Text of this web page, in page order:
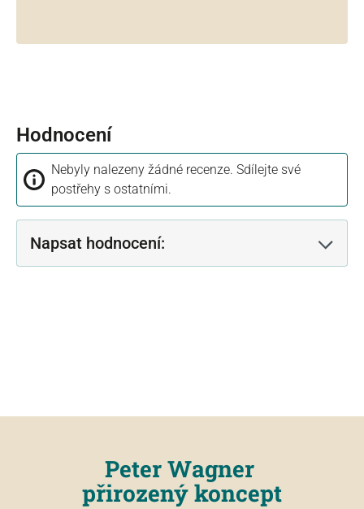
Hodnocení
Nebyly nalezeny žádné recenze. Sdílejte své
postřehy s ostatními.
Napsat hodnocení:
Peter Wagner
přirozený koncept